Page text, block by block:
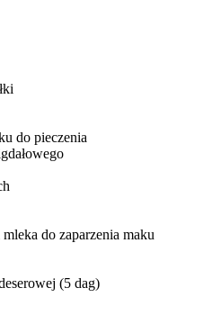
do pieczenia
do zaparzenia maku
(5 dag)